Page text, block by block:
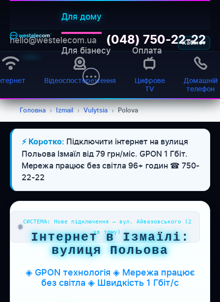
Для дому
Для бізнесу Оплата
Кабінет
hello@westelecom.ua (048) 750-22-22
Відеоспостереження
Цифрове
TV
Домашній
телефон
Головна › Izmail › Vulytsia › Polova
⚡ Коротко: Підключити інтернет на вулиця
Польова Ізмаїл від 79 грн/міс. GPON 1 Гбіт.
Мережа працює без світла 96+ годин ☎ 750-
22-22
СИСТЕМА: Нове підключення — вул. Айвазовського (2
хв тому)
Інтернет в Ізмаїлі:
вулиця Польова
◈ GPON технологія ◈ Мережа працює
без світла ◈ Швидкість 1 Гбіт/с
WESTELECOM
Онлайн-підтримка